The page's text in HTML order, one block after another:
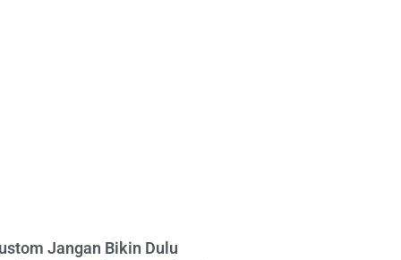
Jangan Bikin Dulu